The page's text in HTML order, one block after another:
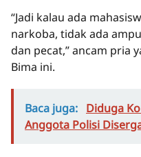
“Jadi kalau ada
narkoba, tidak ada
dan pecat,” ancam pria
Bima ini.
Baca juga: Diduga
Anggota Polisi